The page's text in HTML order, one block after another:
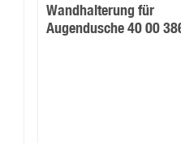
Wandhalterung für
Augendusche 40 00